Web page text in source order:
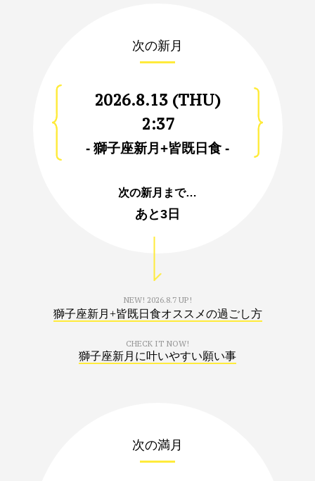
次の新月
2026.8.13 (THU)
2:37
- 獅子座新月+皆既日食 -
次の新月まで…
あと3日
NEW! 2026.8.7 UP!
獅子座新月+皆既日食オススメの過ごし方
CHECK IT NOW!
獅子座新月に叶いやすい願い事
次の満月